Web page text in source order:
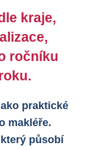
kraje,
ročníku
praktické
makléře.
působí